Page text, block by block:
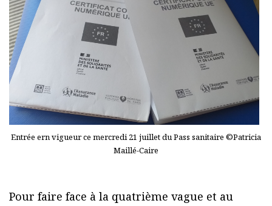
Entrée ern vigueur ce mercredi 21 juillet du Pass sanitaire ©Patricia
Maillé-Caire
Pour faire face à la quatrième vague et au